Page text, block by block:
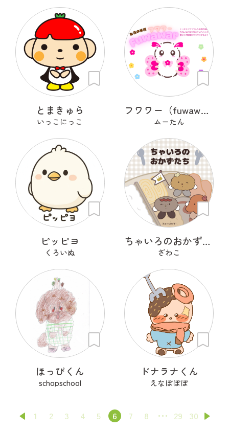
とまきゅら
いっこにっこ
フワワー（fuwawar）
ムーたん
ピッピヨ
くろいぬ
ちゃいろのおかずたち
ざわこ
ほっぴくん
schopschool
ドナラナくん
えなぼぼぼ
1 2 3 4 5 6 7 8 29 30